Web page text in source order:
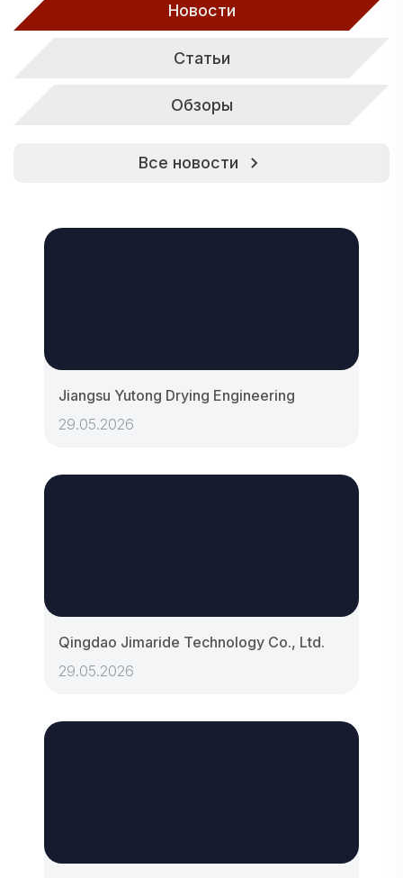
Новости
Статьи
Обзоры
Все новости
Jiangsu Yutong Drying Engineering
29.05.2026
Qingdao Jimaride Technology Co., Ltd.
29.05.2026